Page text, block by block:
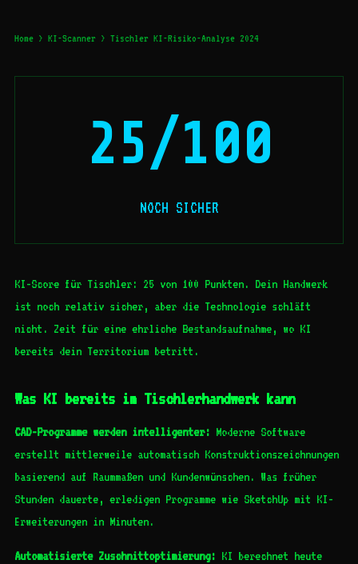
Home > KI-Scanner > Tischler KI-Risiko-Analyse 2024
25/100
NOCH SICHER
KI-Score für Tischler: 25 von 100 Punkten. Dein Handwerk
ist noch relativ sicher, aber die Technologie schläft
nicht. Zeit für eine ehrliche Bestandsaufnahme, wo KI
bereits dein Territorium betritt.
Was KI bereits im Tischlerhandwerk kann
CAD-Programme werden intelligenter: Moderne Software
erstellt mittlerweile automatisch Konstruktionszeichnungen
basierend auf Raummaßen und Kundenwünschen. Was früher
Stunden dauerte, erledigen Programme wie SketchUp mit KI-
Erweiterungen in Minuten.
Automatisierte Zuschnittoptimierung: KI berechnet heute